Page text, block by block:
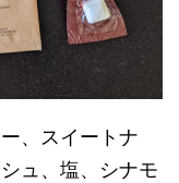
、スイートナ
ュ、塩、シナモ